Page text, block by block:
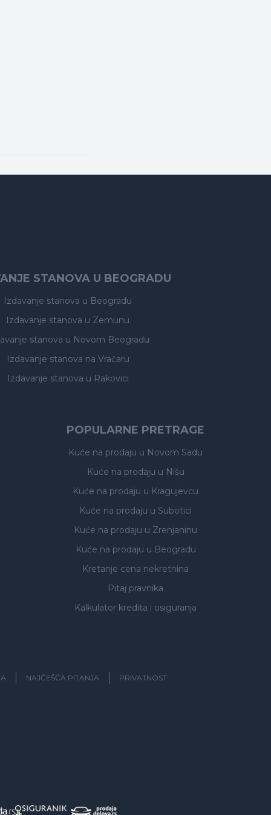
STANOVA U BEOGRADU
Izdavanje stanova u Beogradu
Izdavanje stanova u Zemunu
stanova u Novom Beogradu
Izdavanje stanova na Vračaru
Izdavanje stanova u Rakovici
POPULARNE PRETRAGE
Kuće na prodaju u Novom Sadu
Kuće na prodaju u Nišu
Kuće na prodaju u Kragujevcu
Kuće na prodaju u Subotici
Kuće na prodaju u Zrenjaninu
Kuće na prodaju u Beogradu
Kretanje cena nekretnina
Pitaj pravnika
Kalkulator kredita i osiguranja
NAJČEŠĆA PITANJA PRIVATNOST